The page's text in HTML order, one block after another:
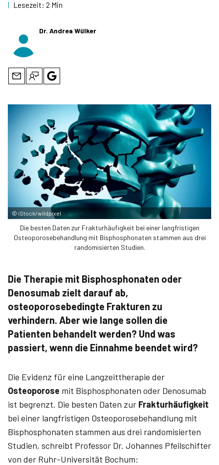
| Lesezeit: 2 Min
Dr. Andrea Wülker
© iStock/wildpixel
Die besten Daten zur Frakturhäufigkeit bei einer langfristigen
Osteoporosebehandlung mit Bisphosphonaten stammen aus drei
randomisierten Studien.
Die Therapie mit Bisphosphonaten oder
Denosumab zielt darauf ab,
osteoporosebedingte Frakturen zu
verhindern. Aber wie lange sollen die
Patienten behandelt werden? Und was
passiert, wenn die Einnahme beendet wird?
Die Evidenz für eine Langzeittherapie der
Osteoporose mit Bisphosphonaten oder Denosumab
ist begrenzt. Die besten Daten zur Frakturhäufigkeit
bei einer langfristigen Osteoporosebehandlung mit
Bisphosphonaten stammen aus drei randomisierten
Studien, schreibt Professor Dr. Johannes Pfeilschifter
von der Ruhr-Universität Bochum: